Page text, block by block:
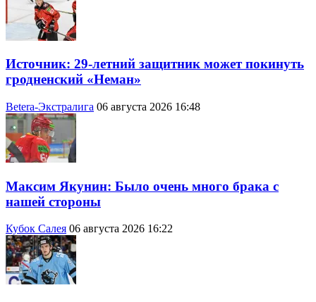
Источник: 29-летний защитник может покинуть
гродненский «Неман»
Betera-Экстралига 06 августа 2026 16:48
Максим Якунин: Было очень много брака с
нашей стороны
Кубок Салея 06 августа 2026 16:22